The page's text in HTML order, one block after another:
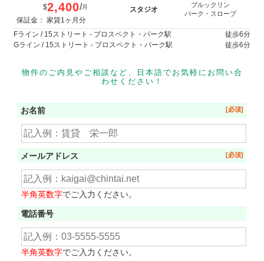
$2,400/月
保証金： 家賃1ヶ月分
スタジオ
ブルックリン
パーク・スロープ
Fライン / 15ストリート - プロスペクト・パーク駅 徒歩6分
Gライン / 15ストリート - プロスペクト・パーク駅
徒歩6分
物件のご内見やご相談など、日本語でお気軽にお問い合
わせください！
お名前
メールアドレス
半角英数字でご入力ください。
電話番号
半角英数字でご入力ください。